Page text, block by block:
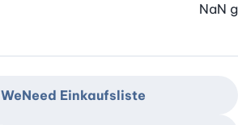
NaN g
WeNeed Einkaufsliste